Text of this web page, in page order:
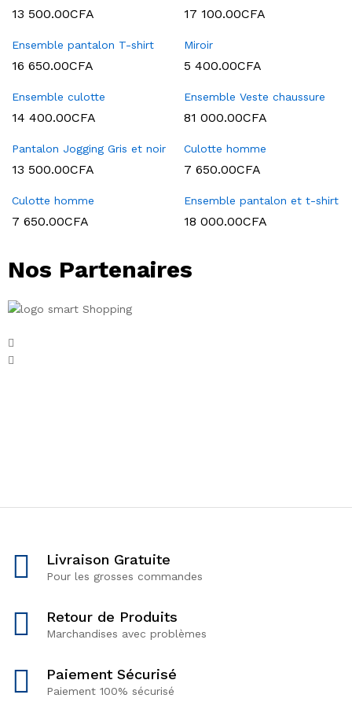
13 500.00CFA 17 100.00CFA
Ensemble pantalon T-shirt
16 650.00CFA
Miroir
5 400.00CFA
Ensemble culotte
14 400.00CFA
Ensemble Veste chaussure
81 000.00CFA
Pantalon Jogging Gris et noir
13 500.00CFA
Culotte homme
7 650.00CFA
Culotte homme
7 650.00CFA
Ensemble pantalon et t-shirt
18 000.00CFA
Nos Partenaires
Livraison Gratuite
Pour les grosses commandes
Retour de Produits
Marchandises avec problèmes
Paiement Sécurisé
Paiement 100% sécurisé